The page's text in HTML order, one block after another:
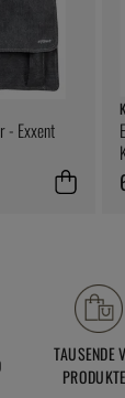
- Exxent
TAUSENDE